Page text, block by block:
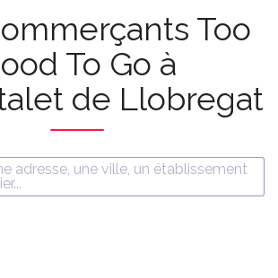
Too
To Go à
de Llobregat
adresse, une ville, un établissement